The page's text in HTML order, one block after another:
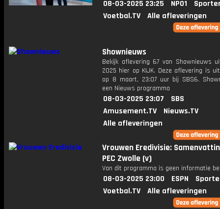
08-03-2025 23:25 NPO1
Voetbal.TV
Alle afleveringen
Shownieuws
Bekijk aflevering 67 van Shownieuws
2025 hier op KIJK. Deze aflevering is
op 8 maart, 23:07 uur bij SBS6.
een Nieuws programma
08-03-2025 23:07
SBS
Amusement.TV
Nieuws.TV
Alle afleveringen
Vrouwen Eredivisie:
PEC Zwolle (v)
Van dit programma is geen informatie
08-03-2025 23:00 ESPN
Voetbal.TV
Alle afleveringen